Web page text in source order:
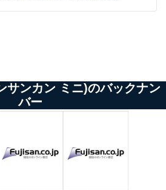
ンカン ミニ)のバックナン
バー